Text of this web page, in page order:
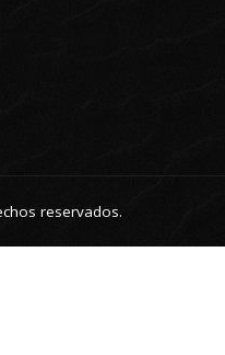
reservados.